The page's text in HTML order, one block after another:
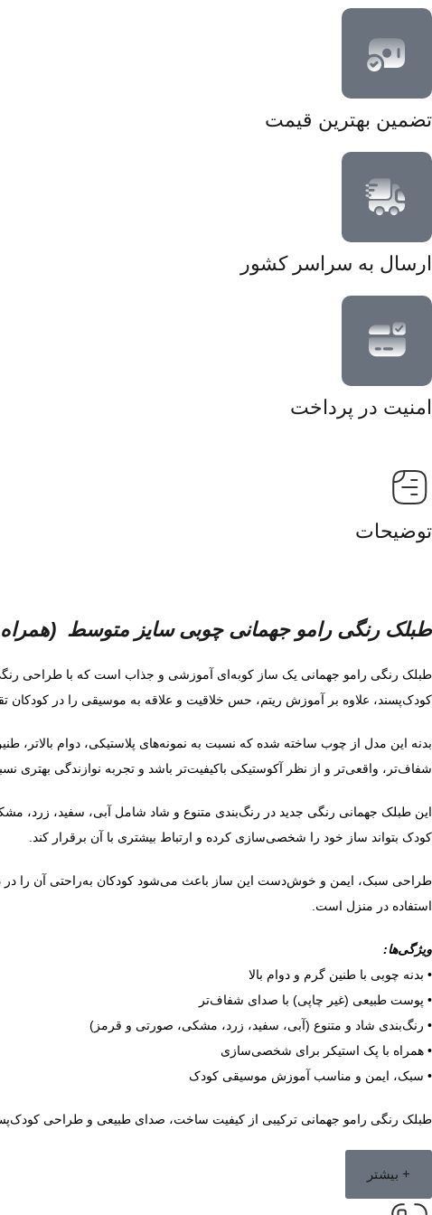
تضمین بهترین قیمت
ارسال به سراسر کشور
امنیت در پرداخت
توضیحات
طبلک رنگی رامو جهمانی چوبی سایز متوسط (همراه
طبلک رنگی رامو جهمانی یک ساز کوبه‌ای آموزشی و جذاب است که با طراحی
کودک‌پسند، علاوه بر آموزش ریتم، حس خلاقیت و علاقه به موسیقی را در کودکان
بدنه این مدل از چوب ساخته شده که نسبت به نمونه‌های پلاستیکی، دوام
شفاف‌تر، واقعی‌تر و از نظر آکوستیکی باکیفیت‌تر باشد و تجربه نوازندگی بهتری
این طبلک جهمانی رنگی جدید در رنگ‌بندی متنوع و شاد شامل آبی، سفید، زرد،
کودک بتواند ساز خود را شخصی‌سازی کرده و ارتباط بیشتری با آن برقرار کند.
طراحی سبک، ایمن و خوش‌دست این ساز باعث می‌شود کودکان به‌راحتی آن را در
استفاده در منزل است.
ویژگی‌ها:
• بدنه چوبی با طنین گرم و دوام بالا
• پوست طبیعی (غیر چاپی) با صدای شفاف‌تر
• رنگ‌بندی شاد و متنوع (آبی، سفید، زرد، مشکی، صورتی و قرمز)
• همراه با پک استیکر برای شخصی‌سازی
• سبک، ایمن و مناسب آموزش موسیقی کودک
طبلک رنگی رامو جهمانی ترکیبی از کیفیت ساخت، صدای طبیعی و طراحی
+ بیشتر